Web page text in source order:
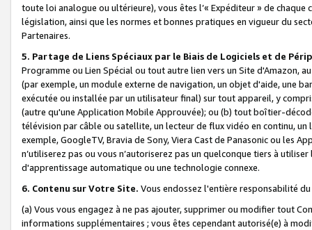
toute loi analogue ou ultérieure), vous êtes l’« Expéditeur » de
législation, ainsi que les normes et bonnes pratiques en vigueur du
Partenaires.
5. Partage de Liens Spéciaux par le Biais de Logiciels et de
Programme ou Lien Spécial ou tout autre lien vers un Site d'Amazon,
(par exemple, un module externe de navigation, un objet d'aide, une
exécutée ou installée par un utilisateur final) sur tout appareil, y
(autre qu'une Application Mobile Approuvée); ou (b) tout boîtier-
télévision par câble ou satellite, un lecteur de flux vidéo en continu,
exemple, GoogleTV, Bravia de Sony, Viera Cast de Panasonic ou les
n’utiliserez pas ou vous n’autoriserez pas un quelconque tiers à
d'apprentissage automatique ou une technologie connexe.
6. Contenu sur Votre Site. Vous endossez l'entière responsabilité
(a) Vous vous engagez à ne pas ajouter, supprimer ou modifier tout
informations supplémentaires ; vous êtes cependant autorisé(e) à